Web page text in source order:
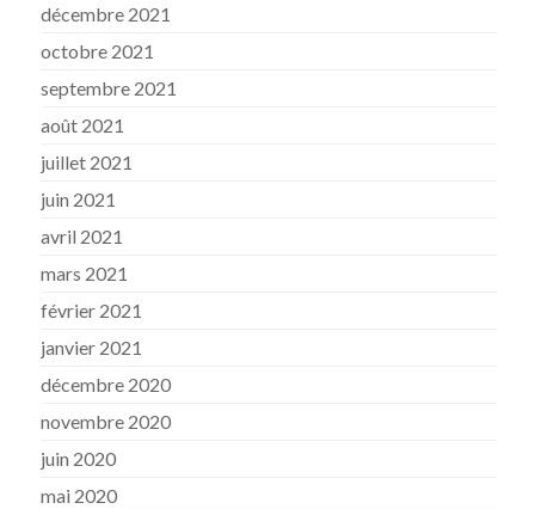
décembre 2021
octobre 2021
septembre 2021
août 2021
juillet 2021
juin 2021
avril 2021
mars 2021
février 2021
janvier 2021
décembre 2020
novembre 2020
juin 2020
mai 2020